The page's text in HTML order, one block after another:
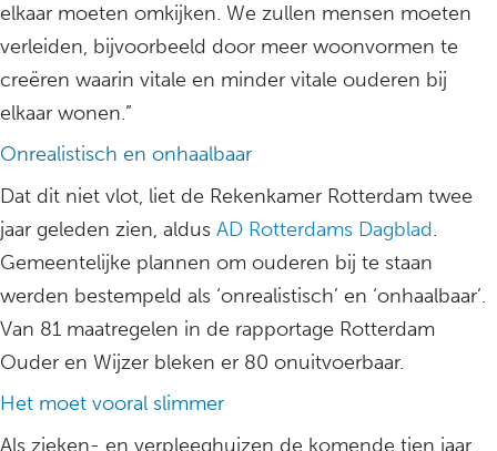
elkaar moeten omkijken. We zullen mensen moeten
verleiden, bijvoorbeeld door meer woonvormen te
creëren waarin vitale en minder vitale ouderen bij
elkaar wonen.”
Onrealistisch en onhaalbaar
Dat dit niet vlot, liet de Rekenkamer Rotterdam twee
jaar geleden zien, aldus AD Rotterdams Dagblad.
Gemeentelijke plannen om ouderen bij te staan
werden bestempeld als ‘onrealistisch’ en ‘onhaalbaar’.
Van 81 maatregelen in de rapportage Rotterdam
Ouder en Wijzer bleken er 80 onuitvoerbaar.
Het moet vooral slimmer
Als zieken- en verpleeghuizen de komende tien jaar